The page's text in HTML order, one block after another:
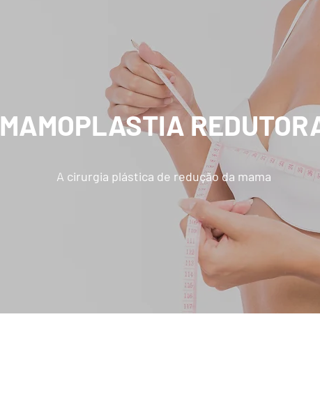
MAMOPLASTIA
A cirurgia plástica de redução da mama